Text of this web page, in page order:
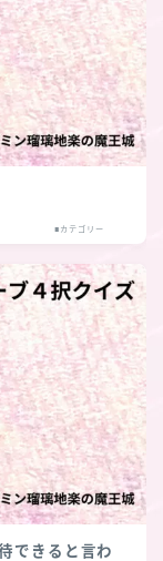
■カテゴリー
できると言わ